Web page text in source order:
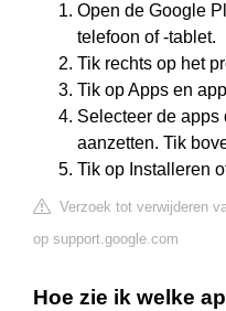
Open de Google
telefoon of -tablet.
Tik rechts op het
Tik op Apps en
Selecteer de
aanzetten. Tik
Tik op Installeren
Verzoek tot verwijderen
op support.google.com
Hoe zie ik welke